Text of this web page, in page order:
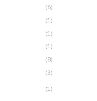
(6)
(1)
(1)
(1)
(8)
(3)
(1)